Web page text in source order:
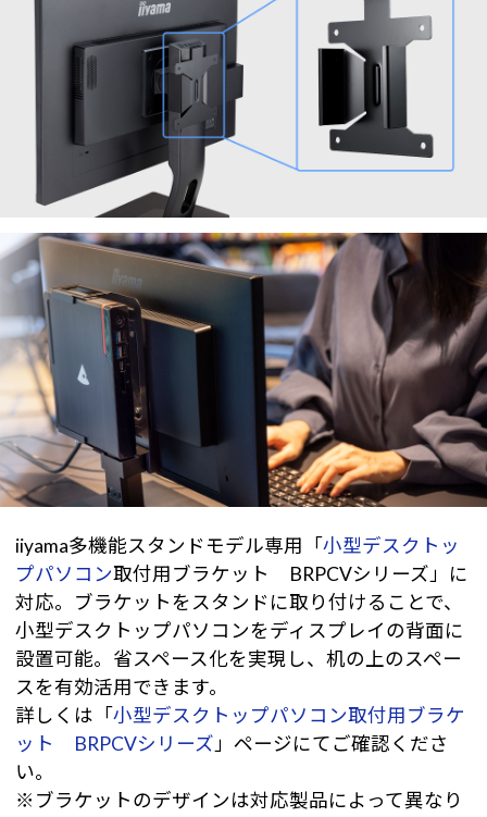
iiyama多機能スタンドモデル専用「小型デスクトッ
プパソコン取付用ブラケット BRPCVシリーズ」に
対応。ブラケットをスタンドに取り付けることで、
小型デスクトップパソコンをディスプレイの背面に
設置可能。省スペース化を実現し、机の上のスペー
スを有効活用できます。
詳しくは「小型デスクトップパソコン取付用ブラケ
ット BRPCVシリーズ 」ページにてご確認くださ
い。
※ブラケットのデザインは対応製品によって異なり